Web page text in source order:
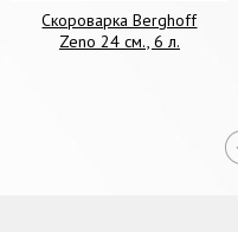
Скороварка Berghoff
Zeno 24 см., 6 л.